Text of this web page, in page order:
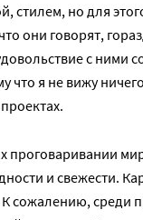
стилем, но для
они говорят,
с ними
что я не вижу
проговаривании
и свежести.
сожалению, среди